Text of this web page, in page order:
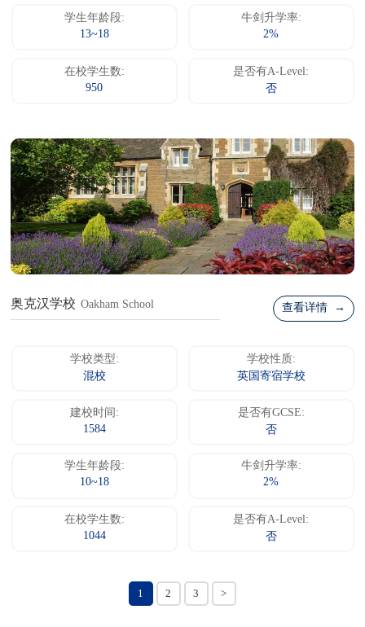
学生年龄段:
13~18
牛剑升学率:
2%
在校学生数:
950
是否有A-Level:
否
奥克汉学校 Oakham School 查看详情 →
学校类型:
混校
学校性质:
英国寄宿学校
建校时间:
1584
是否有GCSE:
否
学生年龄段:
10~18
牛剑升学率:
2%
在校学生数:
1044
是否有A-Level:
否
1 2 3 >